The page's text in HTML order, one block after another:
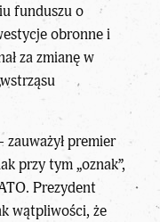
funduszu o
obronne i
za zmianę w
zauważył premier
przy tym „oznak”,
Prezydent
wątpliwości, że